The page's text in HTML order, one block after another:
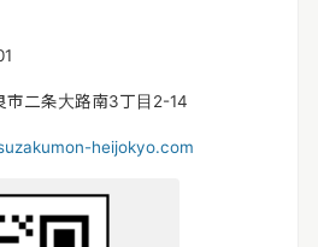
市二条大路南3丁目2-14
heijokyo.com